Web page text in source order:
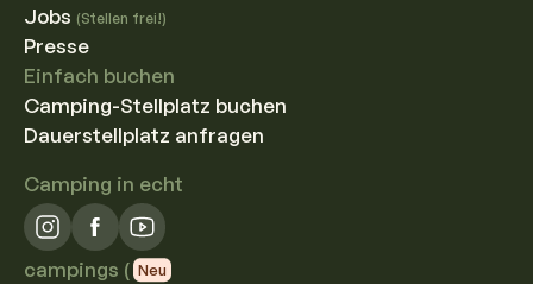
Jobs (Stellen frei!)
Presse
Einfach buchen
Camping-Stellplatz buchen
Dauerstellplatz anfragen
Camping in echt
campings ( Neu